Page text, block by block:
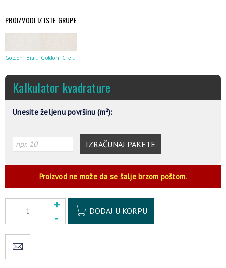
PROIZVODI IZ ISTE GRUPE
Kalkulator kvadrature
Unesite željenu površinu (m²):
IZRAČUNAJ PAKETE
Proizvod ne može da se šalje brzom poštom.
DODAJ U KORPU